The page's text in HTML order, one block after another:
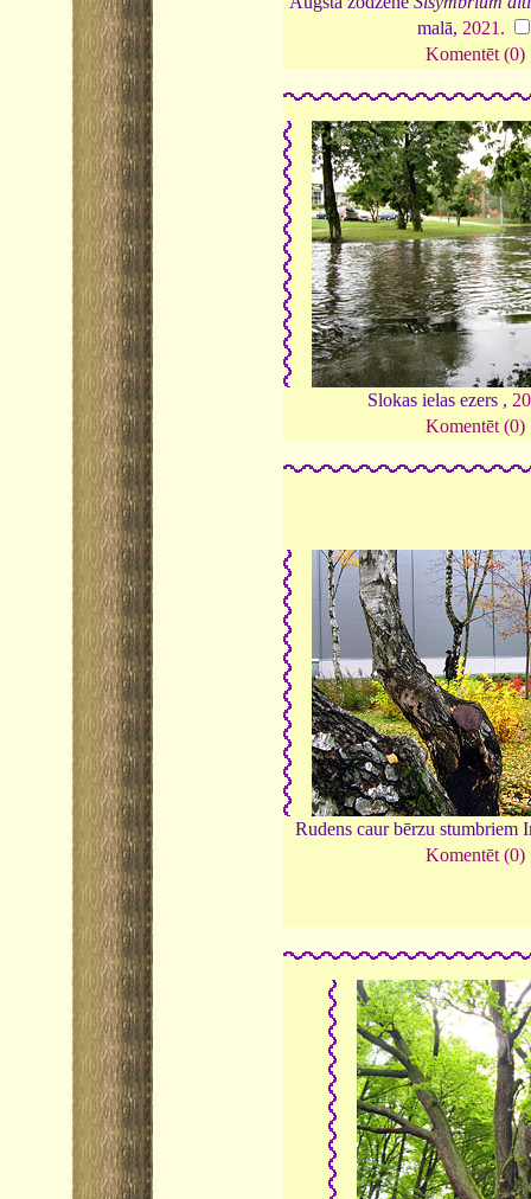
malā, 2021 .
Komentēt (0)
Slokas ielas ezers ,
Komentēt (0)
Rudens caur bērzu stumbriem
Komentēt (0)